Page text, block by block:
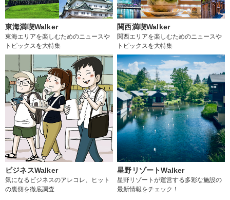
東海満喫Walker
東海エリアを楽しむためのニュースや
トピックスを大特集
関西満喫Walker
関西エリアを楽しむためのニュースや
トピックスを大特集
ビジネスWalker
気になるビジネスのアレコレ、ヒット
の裏側を徹底調査
星野リゾートWalker
星野リゾートが運営する多彩な施設の
最新情報をチェック！